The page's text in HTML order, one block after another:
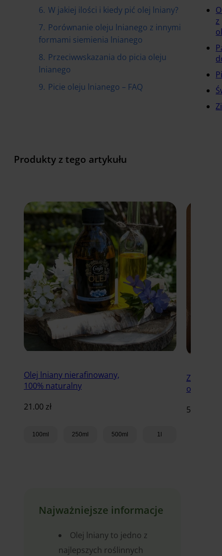
6. W jakiej ilości i kiedy pić olej lniany?
7. Porównanie oleju lnianego z innymi
formami siemienia lnianego
8. Przeciwwskazania do picia oleju
lnianego
9. Picie oleju lnianego – FAQ
Produkty z tego artykułu
Olej lniany nierafinowany,
100% naturalny
21.00 zł
100ml 250ml 500ml 1l
Zestaw
olej
59.00
Najważniejsze informacje
Olej lniany to jedno z
najlepszych roślinnych
z